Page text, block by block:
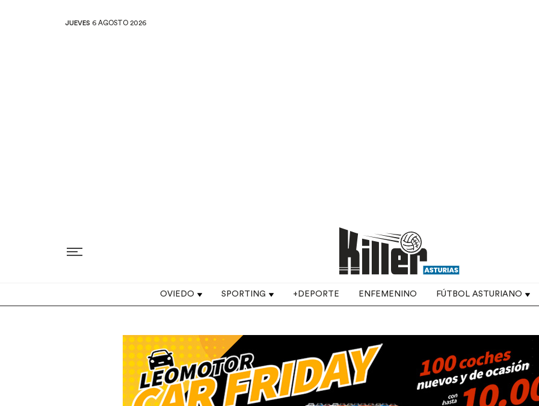
JUEVES 6 AGOSTO 2026
Top navigation
OVIEDO SPORTING +DEPORTE ENFEMENINO FÚTBOL ASTURIANO
Image